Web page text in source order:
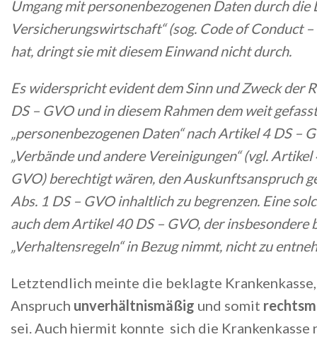
Umgang mit personenbezogenen Daten durch die
Versicherungswirtschaft“ (sog. Code of Conduct –
hat, dringt sie mit diesem Einwand nicht durch.
Es widerspricht evident dem Sinn und Zweck der
DS – GVO und in diesem Rahmen dem weit
„personenbezogenen Daten“ nach Artikel 4 DS –
„Verbände und andere Vereinigungen“ (vgl.
GVO) berechtigt wären, den Auskunftsanspruch
Abs. 1 DS – GVO inhaltlich zu begrenzen. Eine
auch dem Artikel 40 DS – GVO, der insbesondere
„Verhaltensregeln“ in Bezug nimmt, nicht zu
Letztendlich meinte die beklagte
Anspruch unverhältnismäßig und somit
sei. Auch hiermit konnte sich die Krankenkasse